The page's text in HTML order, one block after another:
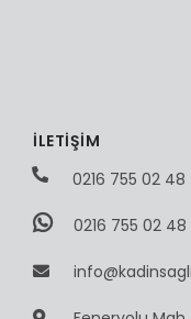
İLETİŞİM
0216 755 02 48
0216 755 02 48